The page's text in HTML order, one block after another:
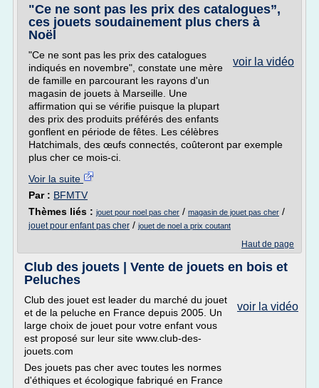
"Ce ne sont pas les prix des catalogues”,
ces jouets soudainement plus chers à
Noël
voir la vidéo
"Ce ne sont pas les prix des catalogues
indiqués en novembre", constate une mère
de famille en parcourant les rayons d'un
magasin de jouets à Marseille. Une
affirmation qui se vérifie puisque la plupart
des prix des produits préférés des enfants
gonflent en période de fêtes. Les célèbres
Hatchimals, des œufs connectés, coûteront par exemple
plus cher ce mois-ci.
Voir la suite
Par : BFMTV
Thèmes liés : jouet pour noel pas cher / magasin de jouet pas cher /
jouet pour enfant pas cher / jouet de noel a prix coutant
Haut de page
Club des jouets | Vente de jouets en bois et
Peluches
voir la vidéo
Club des jouet est leader du marché du jouet
et de la peluche en France depuis 2005. Un
large choix de jouet pour votre enfant vous
est proposé sur leur site www.club-des-
jouets.com
Des jouets pas cher avec toutes les normes
d'éthiques et écologique fabriqué en France